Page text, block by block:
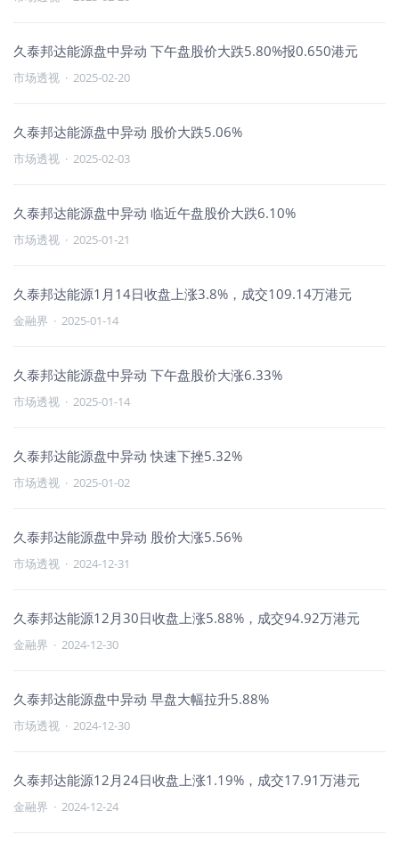
久泰邦达能源盘中异动 下午盘股价大跌5.80%报0.650港元
市场透视 · 2025-02-20
久泰邦达能源盘中异动 股价大跌5.06%
市场透视 · 2025-02-03
久泰邦达能源盘中异动 临近午盘股价大跌6.10%
市场透视 · 2025-01-21
久泰邦达能源1月14日收盘上涨3.8%，成交109.14万港元
金融界 · 2025-01-14
久泰邦达能源盘中异动 下午盘股价大涨6.33%
市场透视 · 2025-01-14
久泰邦达能源盘中异动 快速下挫5.32%
市场透视 · 2025-01-02
久泰邦达能源盘中异动 股价大涨5.56%
市场透视 · 2024-12-31
久泰邦达能源12月30日收盘上涨5.88%，成交94.92万港元
金融界 · 2024-12-30
久泰邦达能源盘中异动 早盘大幅拉升5.88%
市场透视 · 2024-12-30
久泰邦达能源12月24日收盘上涨1.19%，成交17.91万港元
金融界 · 2024-12-24